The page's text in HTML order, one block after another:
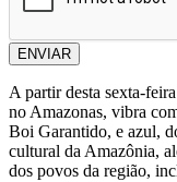
ENVIAR
A partir desta sexta-
no Amazonas, vibra
Boi Garantido, e azul,
cultural da Amazônia,
dos povos da região,